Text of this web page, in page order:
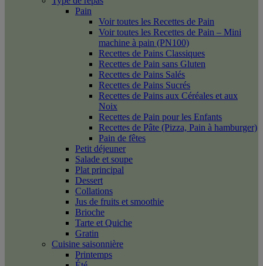
Pain
Voir toutes les Recettes de Pain
Voir toutes les Recettes de Pain – Mini
machine à pain (PN100)
Recettes de Pains Classiques
Recettes de Pain sans Gluten
Recettes de Pains Salés
Recettes de Pains Sucrés
Recettes de Pains aux Céréales et aux
Noix
Recettes de Pain pour les Enfants
Recettes de Pâte (Pizza, Pain à hamburger)
Pain de fêtes
Petit déjeuner
Salade et soupe
Plat principal
Dessert
Collations
Jus de fruits et smoothie
Brioche
Tarte et Quiche
Gratin
Cuisine saisonnière
Printemps